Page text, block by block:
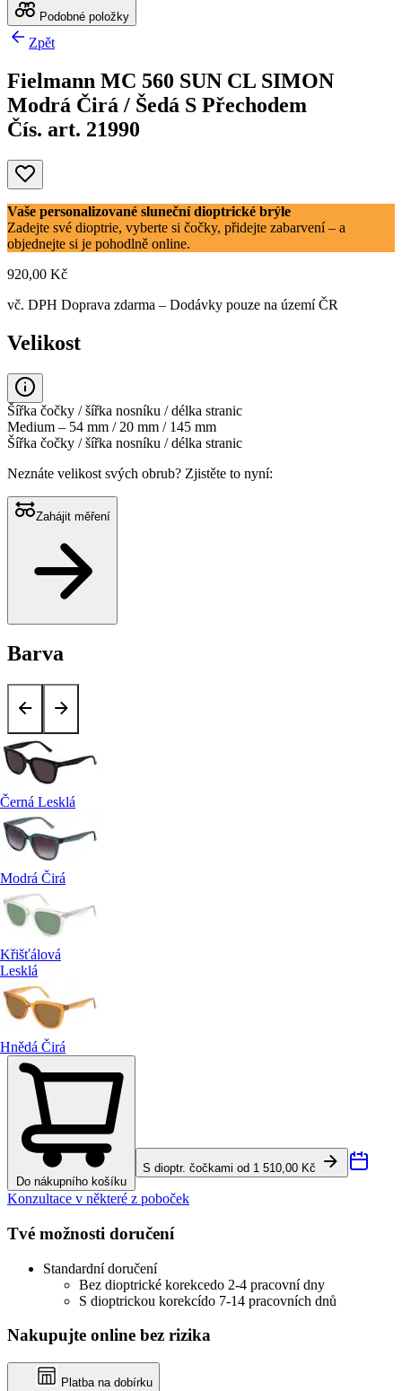
Podobné položky
Zpět
Fielmann MC 560 SUN CL SIMON
Modrá Čirá / Šedá S Přechodem
Čís. art. 21990
Vaše personalizované sluneční dioptrické brýle
Zadejte své dioptrie, vyberte si čočky, přidejte zabarvení – a
objednejte si je pohodlně online.
920,00 Kč
vč. DPH Doprava zdarma – Dodávky pouze na území ČR
Velikost
Šířka čočky / šířka nosníku / délka stranic
Medium – 54 mm / 20 mm / 145 mm
Šířka čočky / šířka nosníku / délka stranic
Neznáte velikost svých obrub? Zjistěte to nyní:
Zahájit měření
Barva
Černá Lesklá
Modrá Čirá
Křišťálová
Lesklá
Hnědá Čirá
Do nákupního košíku
S dioptr. čočkami od 1 510,00 Kč
Konzultace v některé z poboček
Tvé možnosti doručení
Standardní doručení
Bez dioptrické korekcedo 2-4 pracovní dny
S dioptrickou korekcído 7-14 pracovních dnů
Nakupujte online bez rizika
Platba na dobírku